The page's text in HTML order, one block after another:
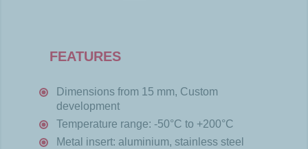
FEATURES
Dimensions from 15 mm, Custom
development
Temperature range: -50°C to +200°C
Metal insert: aluminium, stainless steel